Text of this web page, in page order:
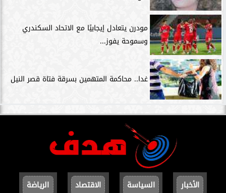
مودرن يتعادل إيجابيًا مع الاتحاد السكندري
وسموحة يفوز...
غدا.. محاكمة المتهمين بسرقة فتاة قصر النيل
الأخبار السياسة الاقتصاد
الرياضة